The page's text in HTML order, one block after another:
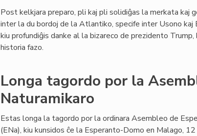
Post kelkjara preparo, pli kaj pli solidiĝas la merkata kaj
inter la du bordoj de la Atlantiko, specife inter Usono kaj
kiu profundiĝis danke al la bizareco de prezidento
historia fazo.
Longa tagordo por la
Naturamikaro
Estas longa la tagordo por la ordinara Asembleo de
(ENa), kiu kunsidos ĉe la Esperanto-Domo en Malago,